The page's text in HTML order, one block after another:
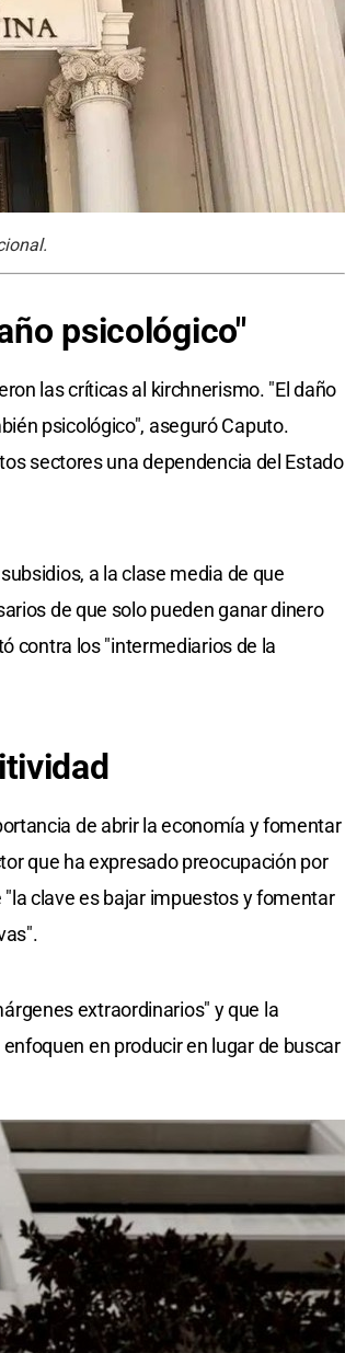
psicológico"
las críticas al kirchnerismo. "El daño
psicológico", aseguró Caputo.
sectores una dependencia del Estado
a la clase media de que
de que solo pueden ganar dinero
contra los "intermediarios de la
de abrir la economía y fomentar
que ha expresado preocupación por
clave es bajar impuestos y fomentar
extraordinarios" y que la
en producir en lugar de buscar